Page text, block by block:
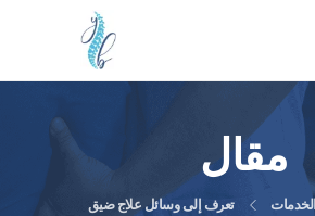
مقال
الخدمات
تعرف إلى وسائل علاج ضيق